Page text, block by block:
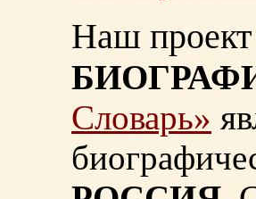
Наш проект
Словарь»